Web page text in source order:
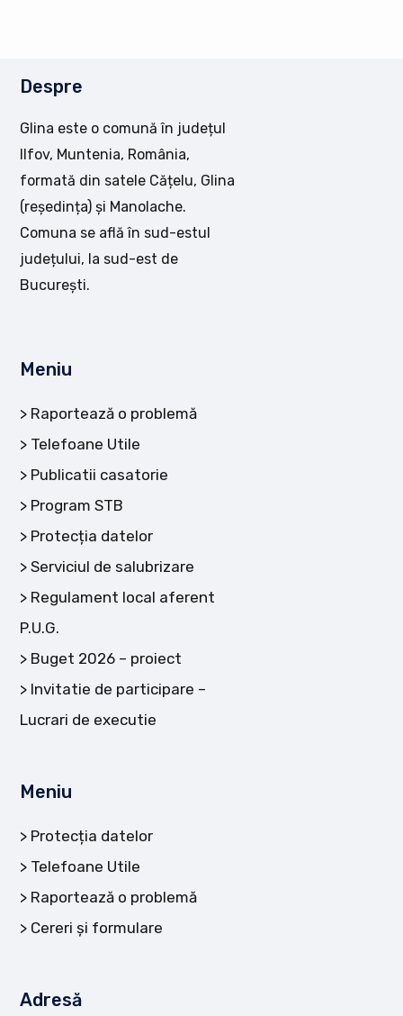
Despre
Glina este o comună în județul
Ilfov, Muntenia, România,
formată din satele Cățelu, Glina
(reședința) și Manolache.
Comuna se află în sud-estul
județului, la sud-est de
București.
Meniu
Raportează o problemă
Telefoane Utile
Publicatii casatorie
Program STB
Protecția datelor
Serviciul de salubrizare
Regulament local aferent
P.U.G.
Buget 2026 – proiect
Invitatie de participare –
Lucrari de executie
Meniu
Protecția datelor
Telefoane Utile
Raportează o problemă
Cereri și formulare
Adresă